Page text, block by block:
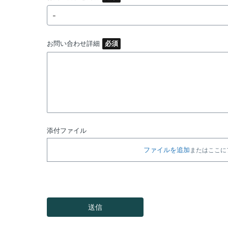
-
お問い合わせ詳細
添付ファイル
ファイルを追加 またはここ